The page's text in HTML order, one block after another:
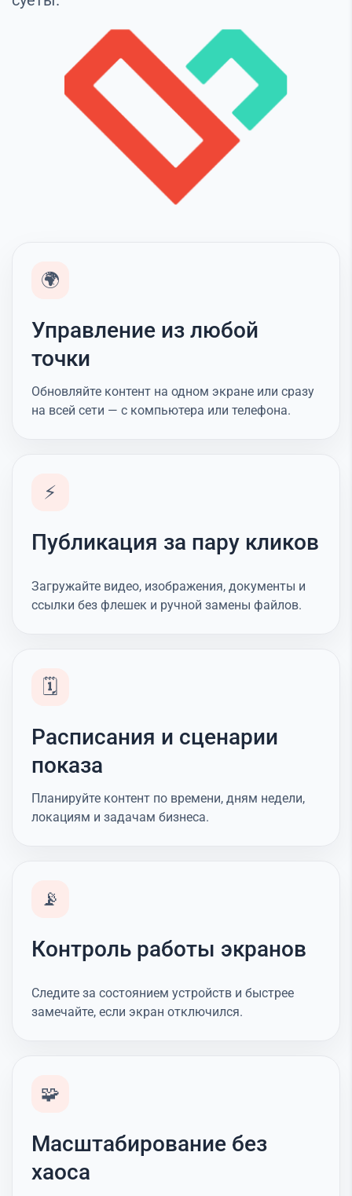
🌍
Управление из любой
точки
Обновляйте контент на одном экране или сразу
на всей сети — с компьютера или телефона.
⚡
Публикация за пару кликов
Загружайте видео, изображения, документы и
ссылки без флешек и ручной замены файлов.
🗓️
Расписания и сценарии
показа
Планируйте контент по времени, дням недели,
локациям и задачам бизнеса.
📡
Контроль работы экранов
Следите за состоянием устройств и быстрее
замечайте, если экран отключился.
🧩
Масштабирование без
хаоса